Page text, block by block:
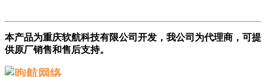
本产品为重庆软航科技有限公司开发，我公司为代理商，可提
供原厂销售和售后支持。